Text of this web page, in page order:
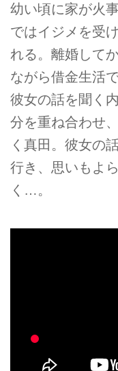
幼い頃に家が火
ではイジメを受
れる。離婚して
ながら借金生活
彼女の話を聞く
分を重ね合わせ
く真田。彼女の
行き、思いもよ
く…。